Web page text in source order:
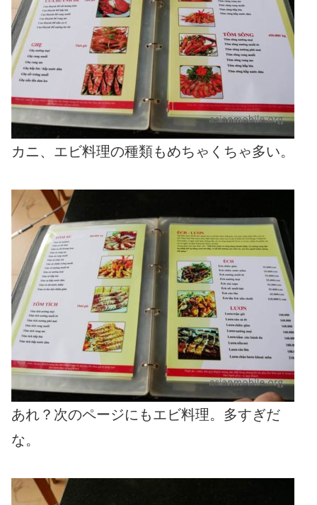
カニ、エビ料理の種類もめちゃくちゃ多い。
あれ？次のページにもエビ料理。多すぎだ
な。